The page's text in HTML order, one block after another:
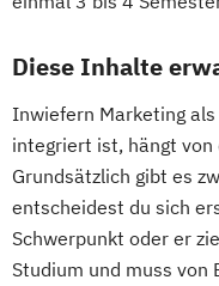
Diese Inhalte
Inwiefern Marketing
integriert ist, hängt von
Grundsätzlich gibt es
entscheidest du sich
Schwerpunkt oder er
Studium und muss von